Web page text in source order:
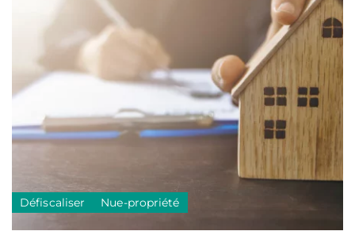
Défiscaliser Nue-propriété